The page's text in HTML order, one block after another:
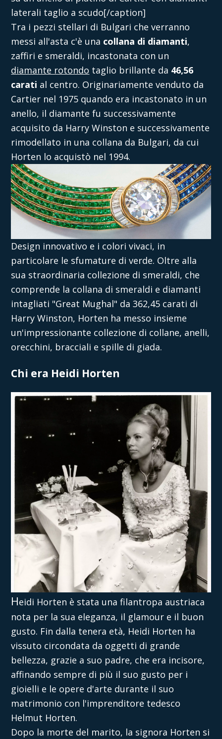
laterali taglio a scudo[/caption]
Tra i pezzi stellari di Bulgari che verranno
messi all'asta c'è una collana di diamanti,
zaffiri e smeraldi, incastonata con un
diamante rotondo taglio brillante da 46,56
carati al centro. Originariamente venduto da
Cartier nel 1975 quando era incastonato in un
anello, il diamante fu successivamente
acquisito da Harry Winston e successivamente
rimodellato in una collana da Bulgari, da cui
Horten lo acquistò nel 1994.
Design innovativo e i colori vivaci, in
particolare le sfumature di verde. Oltre alla
sua straordinaria collezione di smeraldi, che
comprende la collana di smeraldi e diamanti
intagliati "Great Mughal" da 362,45 carati di
Harry Winston, Horten ha messo insieme
un'impressionante collezione di collane, anelli,
orecchini, bracciali e spille di giada.
Chi era Heidi Horten
Heidi Horten è stata una filantropa austriaca
nota per la sua eleganza, il glamour e il buon
gusto. Fin dalla tenera età, Heidi Horten ha
vissuto circondata da oggetti di grande
bellezza, grazie a suo padre, che era incisore,
affinando sempre di più il suo gusto per i
gioielli e le opere d'arte durante il suo
matrimonio con l'imprenditore tedesco
Helmut Horten.
Dopo la morte del marito, la signora Horten si